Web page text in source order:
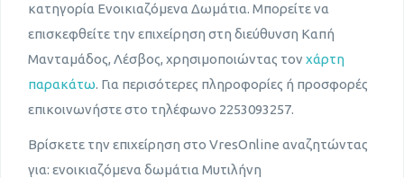
κατηγορία Ενοικιαζόμενα Δωμάτια. Μπορείτε να
επισκεφθείτε την επιχείρηση στη διεύθυνση Καπή
Μανταμάδος, Λέσβος, χρησιμοποιώντας τον χάρτη
παρακάτω. Για περισότερες πληροφορίες ή προσφορές
επικοινωνήστε στο τηλέφωνο 2253093257.
Βρίσκετε την επιχείρηση στο VresOnline αναζητώντας
για: ενοικιαζόμενα δωμάτια Μυτιλήνη